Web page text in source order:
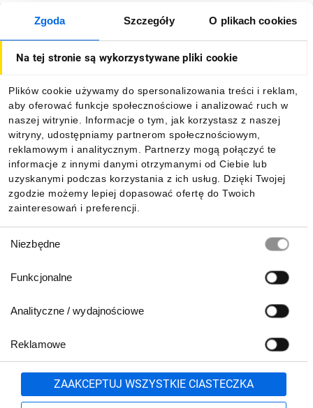
Zgoda Szczegóły O plikach cookies
Na tej stronie są wykorzystywane pliki cookie
Plików cookie używamy do spersonalizowania treści i reklam,
aby oferować funkcje społecznościowe i analizować ruch w
naszej witrynie. Informacje o tym, jak korzystasz z naszej
witryny, udostępniamy partnerom społecznościowym,
reklamowym i analitycznym. Partnerzy mogą połączyć te
informacje z innymi danymi otrzymanymi od Ciebie lub
uzyskanymi podczas korzystania z ich usług. Dzięki Twojej
zgodzie możemy lepiej dopasować ofertę do Twoich
zainteresowań i preferencji.
zgody
Niezbędne
Funkcjonalne
Analityczne / wydajnościowe
Reklamowe
ZAAKCEPTUJ WSZYSTKIE CIASTECZKA
O firmie
Informacje
Pobierz naszą aplikację mobilną:
801 500 700 lub
71 37 61 600